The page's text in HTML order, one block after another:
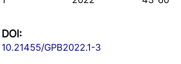
DOI:
10.21455/GPB2022.1-3